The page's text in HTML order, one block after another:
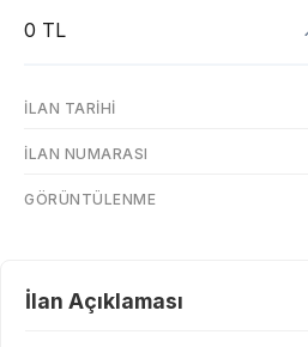
0 TL
İLAN TARIHI
İLAN NUMARASI
GÖRÜNTÜLENME
İlan Açıklaması